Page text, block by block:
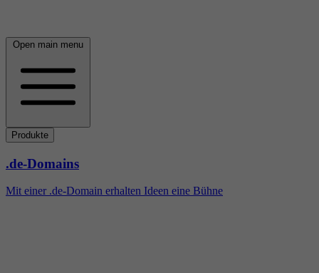
Open main menu
Produkte
.de-Domains
Mit einer .de-Domain erhalten Ideen eine Bühne